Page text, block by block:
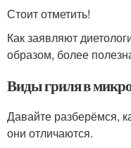
Стоит отметить!
Как заявляют
образом, более
Виды гриля в
Давайте разберёмся,
они отличаются.